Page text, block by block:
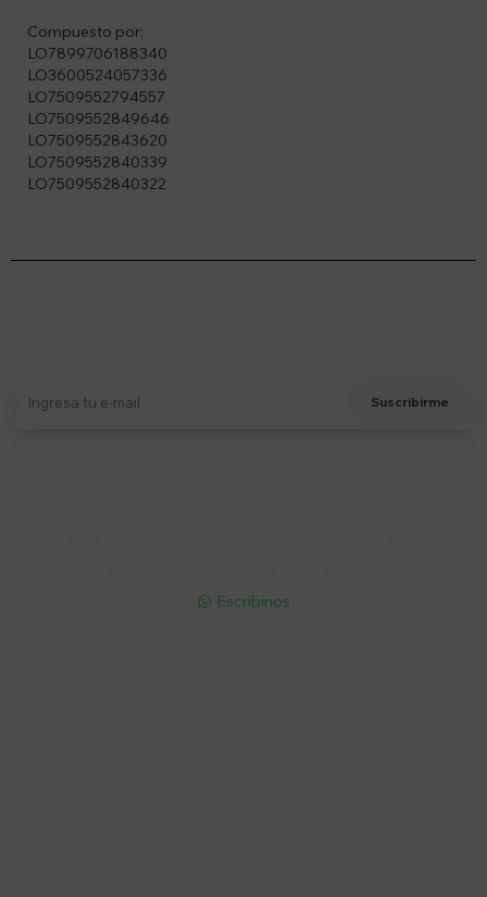
Compuesto por:
LO7899706188340
LO3600524057336
LO7509552794557
LO7509552849646
LO7509552843620
LO7509552840339
LO7509552840322
Suscribirme
 Escribinos